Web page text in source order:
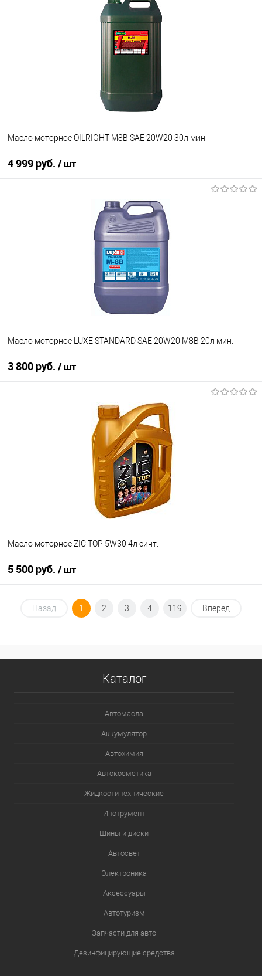
В наличии
Масло моторное OILRIGHT М8В SAE 20W20 30л мин
4 999 руб. / шт
В наличии
Масло моторное LUXE STANDARD SAE 20W20 М8В 20л мин.
3 800 руб. / шт
В корзину
В наличии
Масло моторное ZIC TOP 5W30 4л синт.
5 500 руб. / шт
В корзину
Назад 1 2 3 4 119 Вперед
Каталог
Автомасла
Аккумулятор
Автохимия
Автокосметика
Жидкости технические
Инструмент
Шины и диски
Автосвет
Электроника
Аксессуары
Автотуризм
Запчасти для авто
Дезинфицирующие средства